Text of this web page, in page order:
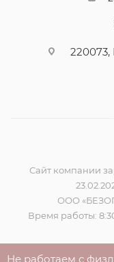
220073,
Сайт компании
ООО
Время работы:
Не работаем с